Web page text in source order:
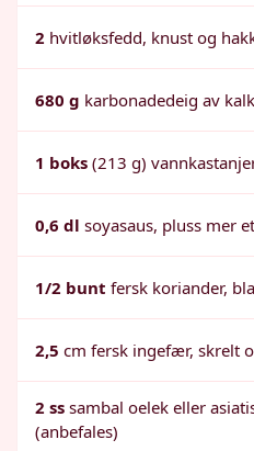
2 hvitløksfedd, knust og
680 g karbonadedeig av
1 boks (213 g)
0,6 dl soyasaus, pluss mer
1/2 bunt fersk koriander,
2,5 cm fersk ingefær, skrelt
2 ss sambal oelek eller
(anbefales)